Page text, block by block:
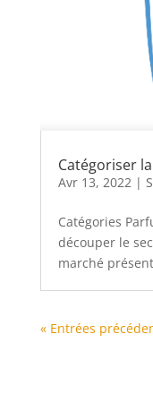
Catégoriser
Avr 13, 2022 |
Catégories
découper le
marché
« Entrées